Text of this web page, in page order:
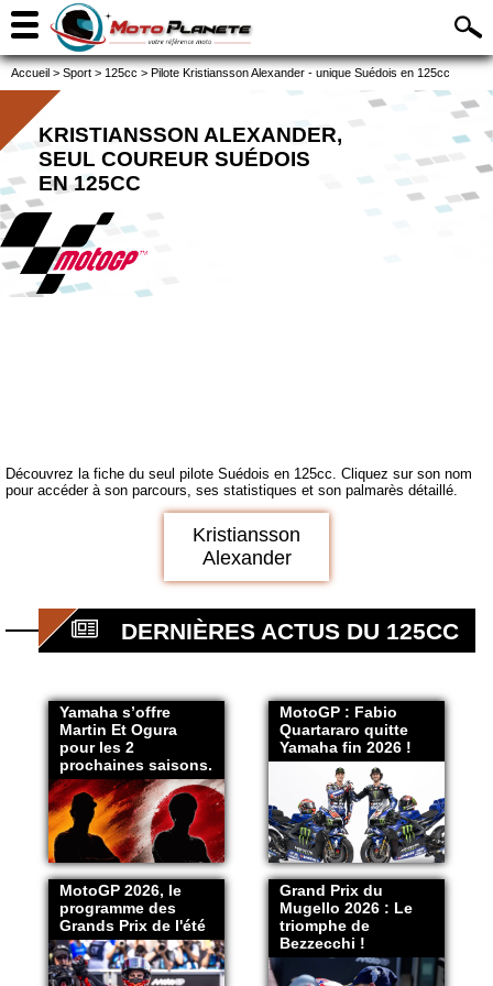
Accueil > Sport > 125cc > Pilote Kristiansson Alexander - unique Suédois en 125cc
KRISTIANSSON ALEXANDER,
SEUL COUREUR SUÉDOIS
EN 125CC
Découvrez la fiche du seul pilote Suédois en 125cc. Cliquez sur son nom
pour accéder à son parcours, ses statistiques et son palmarès détaillé.
Kristiansson
Alexander
DERNIÈRES ACTUS DU 125CC
Yamaha s’offre
Martin Et Ogura
pour les 2
prochaines saisons.
MotoGP : Fabio
Quartararo quitte
Yamaha fin 2026 !
MotoGP 2026, le
programme des
Grands Prix de l'été
Grand Prix du
Mugello 2026 : Le
triomphe de
Bezzecchi !